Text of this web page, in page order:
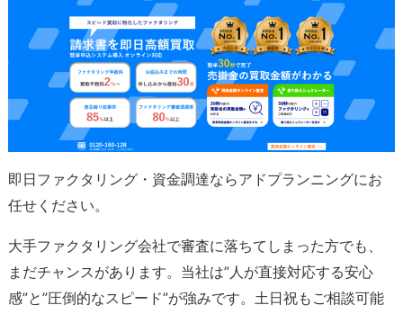
即日ファクタリング・資金調達ならアドプランニングにお
任せください。
大手ファクタリング会社で審査に落ちてしまった方でも、
まだチャンスがあります。当社は”人が直接対応する安心
感”と”圧倒的なスピード”が強みです。土日祝もご相談可能